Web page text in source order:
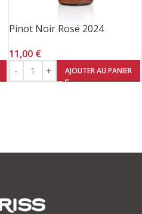
Pinot Noir Rosé 2024
11,00 €
AJOUTER AU PANIER